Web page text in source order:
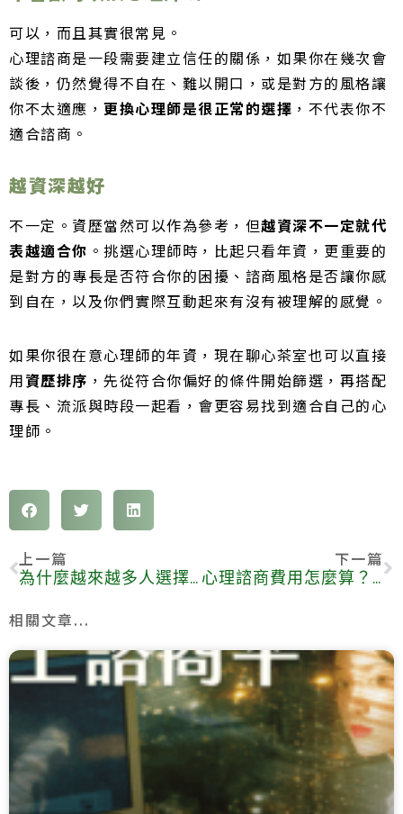
可以，而且其實很常見。
心理諮商是一段需要建立信任的關係，如果你在幾次會
談後，仍然覺得不自在、難以開口，或是對方的風格讓
你不太適應， 更換心理師是很正常的選擇 ，不代表你不
適合諮商。
越資深越好
不一定。資歷當然可以作為參考，但越資深不一定就代
表越適合你 。挑選心理師時，比起只看年資，更重要的
是對方的專長是否符合你的困擾、諮商風格是否讓你感
到自在，以及你們實際互動起來有沒有被理解的感覺。
如果你很在意心理師的年資，現在聊心茶室也可以直接
用資歷排序 ，先從符合你偏好的條件開始篩選，再搭配
專長、流派與時段一起看，會更容易找到適合自己的心
理師。
上一篇
為什麼越來越多人選擇線上心理諮商？3個原因讓你瞭解背後的趨勢
下一篇
心理諮商費用怎麼算？怎麼預約最省錢？
相關文章...